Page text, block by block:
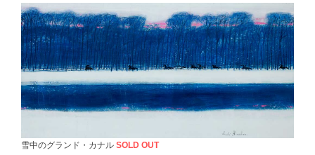
雪中のグランド・カナル SOLD OUT